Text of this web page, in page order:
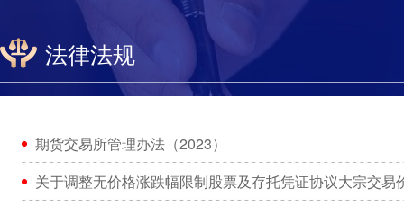
法律法规
期货交易所管理办法（2023）
关于调整无价格涨跌幅限制股票及存托凭证协议大宗交易